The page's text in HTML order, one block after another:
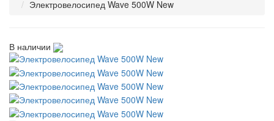
Электровелосипед Wave 500W New
В наличии